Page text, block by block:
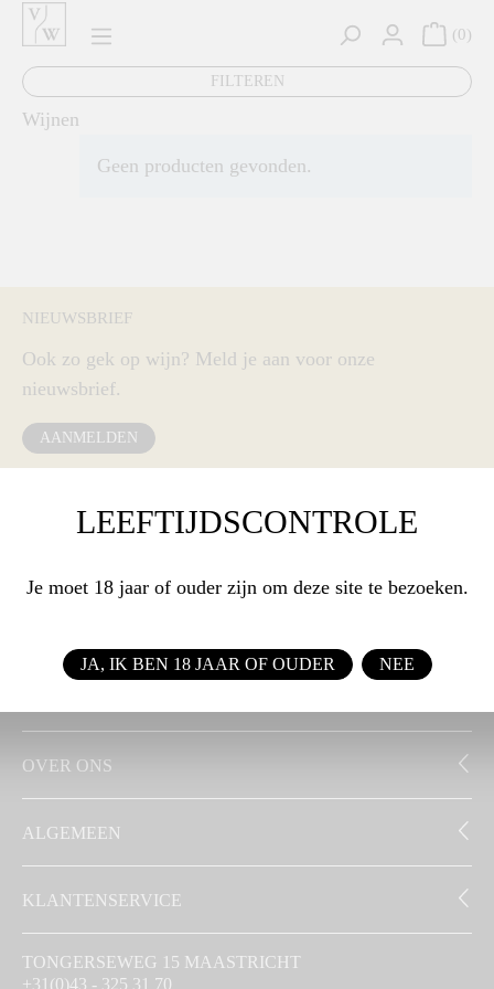
0
FILTEREN
Wijnen
Geen producten gevonden.
NIEUWSBRIEF
Ook zo gek op wijn? Meld je aan voor onze
nieuwsbrief.
AANMELDEN
OVER ONS
ALGEMEEN
KLANTENSERVICE
TONGERSEWEG 15 MAASTRICHT
+31(0)43 - 325 31 70
LEEFTIJDSCONTROLE
Je moet 18 jaar of ouder zijn om deze site te bezoeken.
JA, IK BEN 18 JAAR OF OUDER NEE